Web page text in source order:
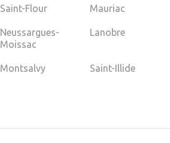
Saint-Flour Mauriac
Neussargues-
Moissac
Lanobre
Montsalvy Saint-Illide